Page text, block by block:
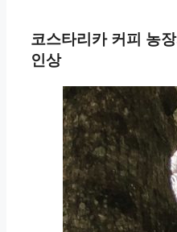
코스타리카 커피 농
인상